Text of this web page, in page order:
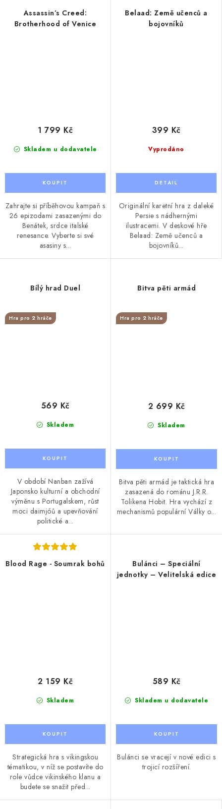
Assassin’s Creed:
Brotherhood of Venice
Skladem u dodavatele
1 799 Kč
Zahrajte si příběhovou kampaň s
26 epizodami zasazenými do
Benátek, srdce italské
renesance. Vyberte si své
asasiny s...
Belaad: Země učenců a
bojovníků
Vyprodáno
399 Kč
Originální karetní hra z daleké
Persie s nádhernými
ilustracemi. V deskové hře
Belaad: Země učenců a
bojovníků...
Bílý hrad Duel
Hra pro 2 hráče
Skladem
569 Kč
V období Nanban zažívá
Japonsko kulturní a obchodní
výměnu s Portugalskem, růst
moci daimjóů a upevňování
politické a...
Bitva pěti armád
Hra pro 2 hráče
Skladem
2 699 Kč
Bitva pěti armád je taktická hra
zasazená do románu J.R.R.
Tolikena Hobit. Hra vychází z
mechanismů populární Války o...
Blood Rage - Soumrak bohů
Skladem
2 159 Kč
Strategická hra s vikingskou
tématikou, v níž se postavíte do
role vůdce vikinského klanu a
budete se snažit před...
Bulánci – Speciální
jednotky – Velitelská edice
Skladem u dodavatele
589 Kč
Bulánci se vracejí v nové edici s
trojicí rozšíření.